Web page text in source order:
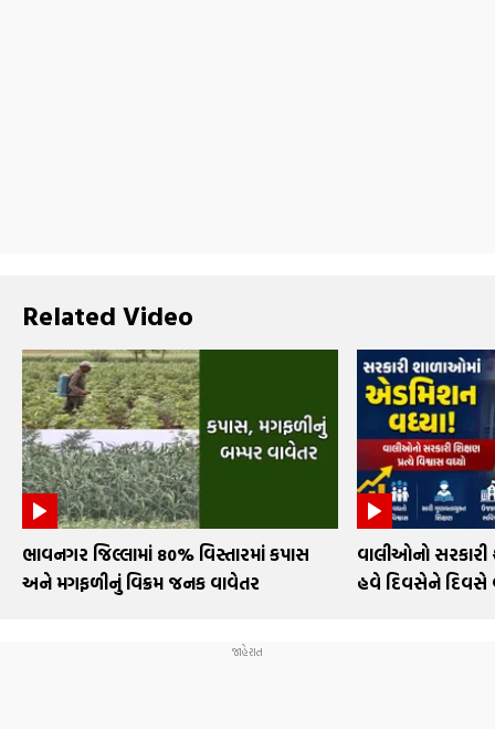
Related Video
ભાવનગર જિલ્લામાં 80% વિસ્તારમાં કપાસ
અને મગફળીનું વિક્રમ જનક વાવેતર
વાલીઓનો સરકારી
હવે દિવસેને દિવસે